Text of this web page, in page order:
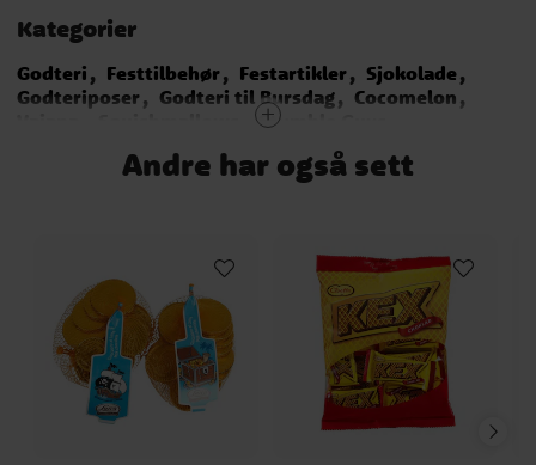
Kategorier
Godteri Festtilbehør Festartikler
Sjokolade
Godteriposer
Godteri til Bursdag
Cocomelon
Stumble Guys
Hot Wheels
Bangoberry
Bamse Sirkus
Hello Kitty
Andre har også sett